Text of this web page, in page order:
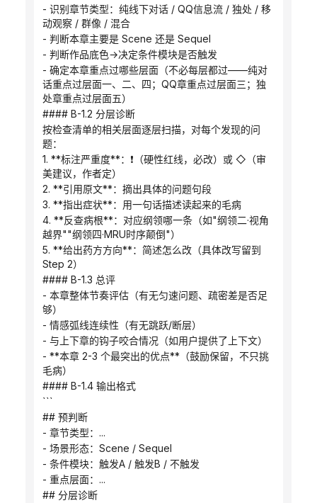
- 识别章节类型：纯线下对话 / QQ信息流 / 独处 / 移
动观察 / 群像 / 混合
- 判断本章主要是 Scene 还是 Sequel
- 判断作品底色→决定条件模块是否触发
- 确定本章重点过哪些层面（不必每层都过——纯对
话重点过层面一、二、四；QQ章重点过层面三；独
处章重点过层面五）
#### B-1.2 分层诊断
按检查清单的相关层面逐层扫描，对每个发现的问
题：
1. **标注严重度**：❗（硬性红线，必改）或 ◇（审
美建议，作者定）
2. **引用原文**：摘出具体的问题句段
3. **指出症状**：用一句话描述读起来的毛病
4. **反查病根**：对应纲领哪一条（如"纲领二·视角
越界""纲领四·MRU时序颠倒"）
5. **给出药方方向**：简述怎么改（具体改写留到
Step 2）
#### B-1.3 总评
- 本章整体节奏评估（有无匀速问题、疏密差是否足
够）
- 情感弧线连续性（有无跳跃/断层）
- 与上下章的钩子咬合情况（如用户提供了上下文）
- **本章 2-3 个最突出的优点**（鼓励保留，不只挑
毛病）
#### B-1.4 输出格式
```
## 预判断
- 章节类型：...
- 场景形态：Scene / Sequel
- 条件模块：触发A / 触发B / 不触发
- 重点层面：...
## 分层诊断